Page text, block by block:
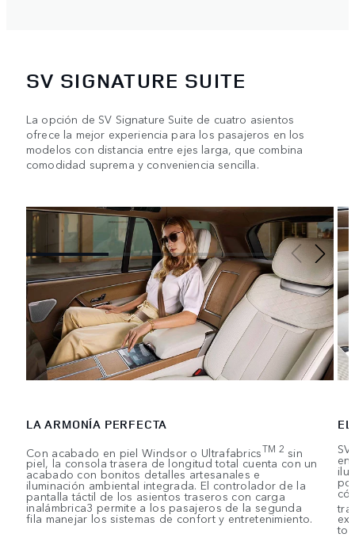
SV SIGNATURE SUITE
La opción de SV Signature Suite de cuatro asientos
ofrece la mejor experiencia para los pasajeros en los
modelos con distancia entre ejes larga, que combina
comodidad suprema y conveniencia sencilla.
LA ARMONÍA PERFECTA
Con acabado en piel Windsor o UltrafabricsTM 2 sin
piel, la consola trasera de longitud total cuenta con un
acabado con bonitos detalles artesanales e
iluminación ambiental integrada. El controlador de la
pantalla táctil de los asientos traseros con carga
inalámbrica3 permite a los pasajeros de la segunda
fila manejar los sistemas de confort y entretenimiento.
en